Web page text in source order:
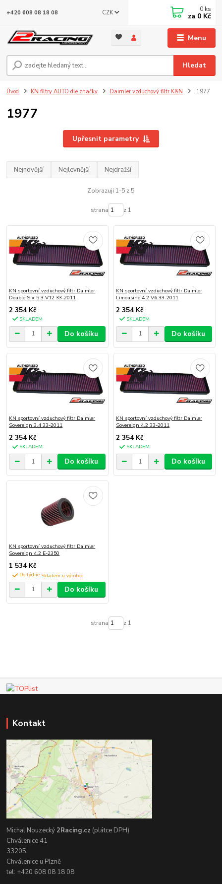
Menu
CZK
Hledat
+420 608 08 18 08 0 ks
za 0 Kč
Úvod KN filtry AUTO dle značky Daimler vzduchový filtr K&N 1977
1977
Upřesnit parametry
Nejnovější Nejlevnější Nejdražší
Zobrazuji 1-5 z 5
strana z 1
KN sportovní vzduchový filtr Daimler
Double Six 5.3 V12 33-2011
2 354 Kč
SKLADEM
Do košíku
KN sportovní vzduchový filtr Daimler
Limousine 4.2 V6 33-2011
2 354 Kč
SKLADEM
Do košíku
KN sportovní vzduchový filtr Daimler
Sovereign 3.4 33-2011
2 354 Kč
SKLADEM
Do košíku
KN sportovní vzduchový filtr Daimler
Sovereign 4.2 33-2011
2 354 Kč
SKLADEM
Do košíku
KN sportovní vzduchový filtr Daimler
Sovereign 4.2 E-2350
1 534 Kč
Do týdne
Do košíku
strana z 1
Kontakt
Michal Nouzecký2Racing.cz (plátce DPH)
Chválenice 41
33205
Chválenice u Plzně
tel: +420 608 08 18 08